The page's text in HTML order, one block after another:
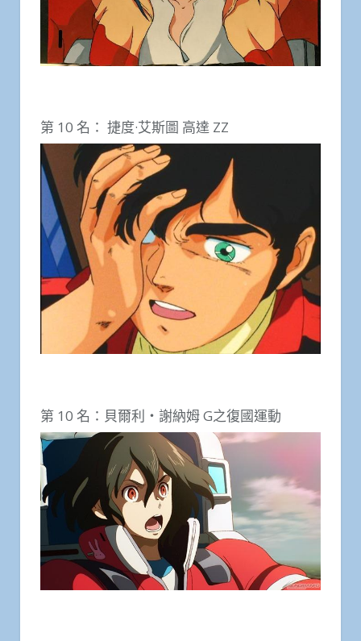
第 10 名： 捷度·艾斯圖 高達 ZZ
第 10 名：貝爾利・謝納姆 G之復國運動